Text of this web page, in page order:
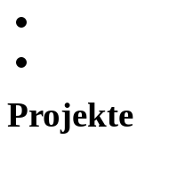
Projekte